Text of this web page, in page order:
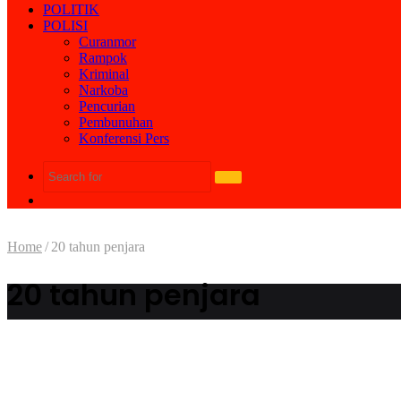
POLITIK
POLISI
Curanmor
Rampok
Kriminal
Narkoba
Pencurian
Pembunuhan
Konferensi Pers
Search
Home/ 20 tahun penjara
20 tahun penjara